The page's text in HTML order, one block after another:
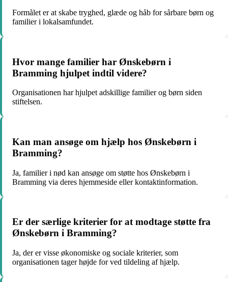
Formålet er at skabe tryghed, glæde og håb for sårbare børn og
familier i lokalsamfundet.
Hvor mange familier har Ønskebørn i
Bramming hjulpet indtil videre?
Organisationen har hjulpet adskillige familier og børn siden
stiftelsen.
Kan man ansøge om hjælp hos Ønskebørn i
Bramming?
Ja, familier i nød kan ansøge om støtte hos Ønskebørn i
Bramming via deres hjemmeside eller kontaktinformation.
Er der særlige kriterier for at modtage støtte fra
Ønskebørn i Bramming?
Ja, der er visse økonomiske og sociale kriterier, som
organisationen tager højde for ved tildeling af hjælp.